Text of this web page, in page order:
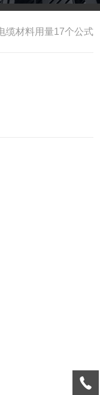
缆材料用量17个公式